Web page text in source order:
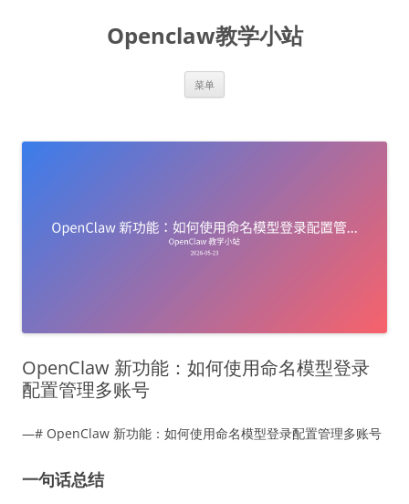
Openclaw教学小站
菜单
OpenClaw 新功能：如何使用命名模型登录
配置管理多账号
—# OpenClaw 新功能：如何使用命名模型登录配置管理多账号
一句话总结